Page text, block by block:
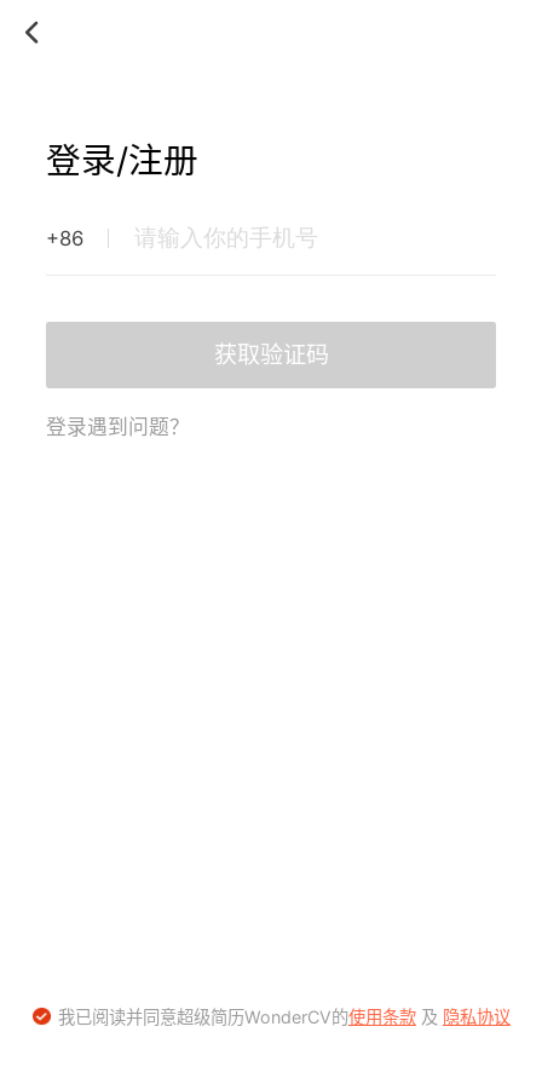
登录/注册
+86
获取验证码
登录遇到问题？
我已阅读并同意超级简历WonderCV的使用条款及 隐私协议